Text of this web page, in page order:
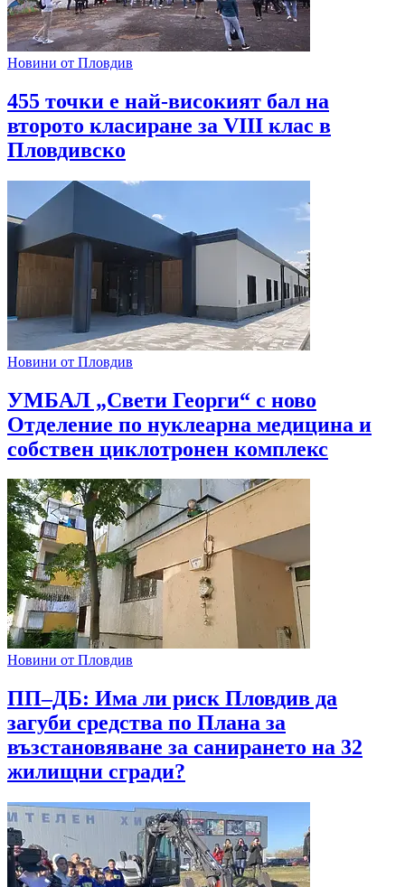
Новини от Пловдив
455 точки е най-високият бал на
второто класиране за VIII клас в
Пловдивско
Новини от Пловдив
УМБАЛ „Свети Георги“ с ново
Отделение по нуклеарна медицина и
собствен циклотронен комплекс
Новини от Пловдив
ПП–ДБ: Има ли риск Пловдив да
загуби средства по Плана за
възстановяване за санирането на 32
жилищни сгради?